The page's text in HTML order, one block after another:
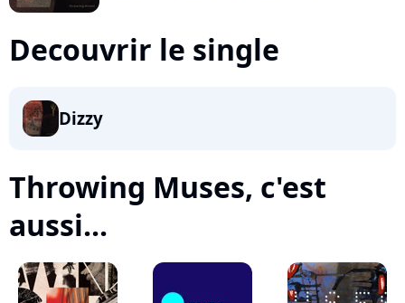
Decouvrir le single
Dizzy
Throwing Muses, c'est
aussi...